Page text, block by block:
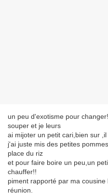
un peu d'exotisme pour
souper et je leurs
ai mijoter un petit cari,bien sur ,il
j'ai juste mis des petites
place du riz
et pour faire boire un peu,un
chauffer!!
piment rapporté par ma
réunion.